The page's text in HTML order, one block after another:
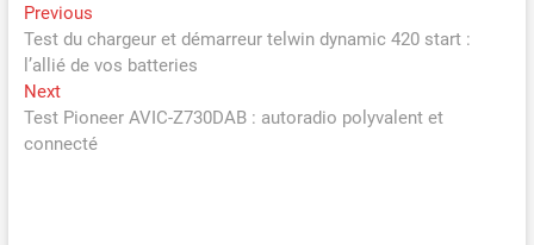
Navigation
de
l’article
PreviousPrevious
post:
Test du chargeur et démarreur telwin dynamic 420 start :
l’allié de vos batteries
NextNext
post:
Test Pioneer AVIC-Z730DAB : autoradio polyvalent et
connecté